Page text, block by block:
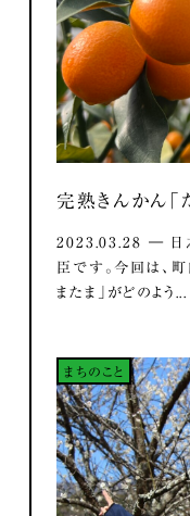
完熟きんかん「
2023.03.28 ― 日
臣です。今回は、
またま」がどのよう...
まちのこと